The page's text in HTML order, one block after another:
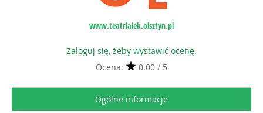
www.teatrlalek.olsztyn.pl
Zaloguj się, żeby wystawić ocenę.
Ocena:
0.00 / 5
Ogólne informacje